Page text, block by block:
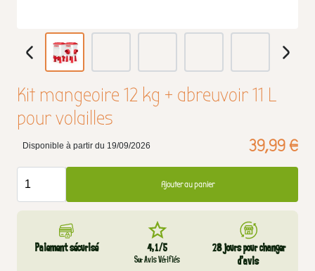
Kit mangeoire 12 kg + abreuvoir 11 L
pour volailles
Disponible à partir du 19/09/2026 39,99 €
Ajouter au panier
Paiement sécurisé 4,1/5
Sur Avis Vérifiés
28 jours pour changer
d’avis